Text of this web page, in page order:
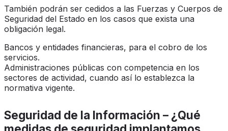
También podrán ser cedidos a las Fuerzas y Cuerpos de
Seguridad del Estado en los casos que exista una
obligación legal.
Bancos y entidades financieras, para el cobro de los
servicios.
Administraciones públicas con competencia en los
sectores de actividad, cuando así lo establezca la
normativa vigente.
Seguridad de la Información – ¿Qué